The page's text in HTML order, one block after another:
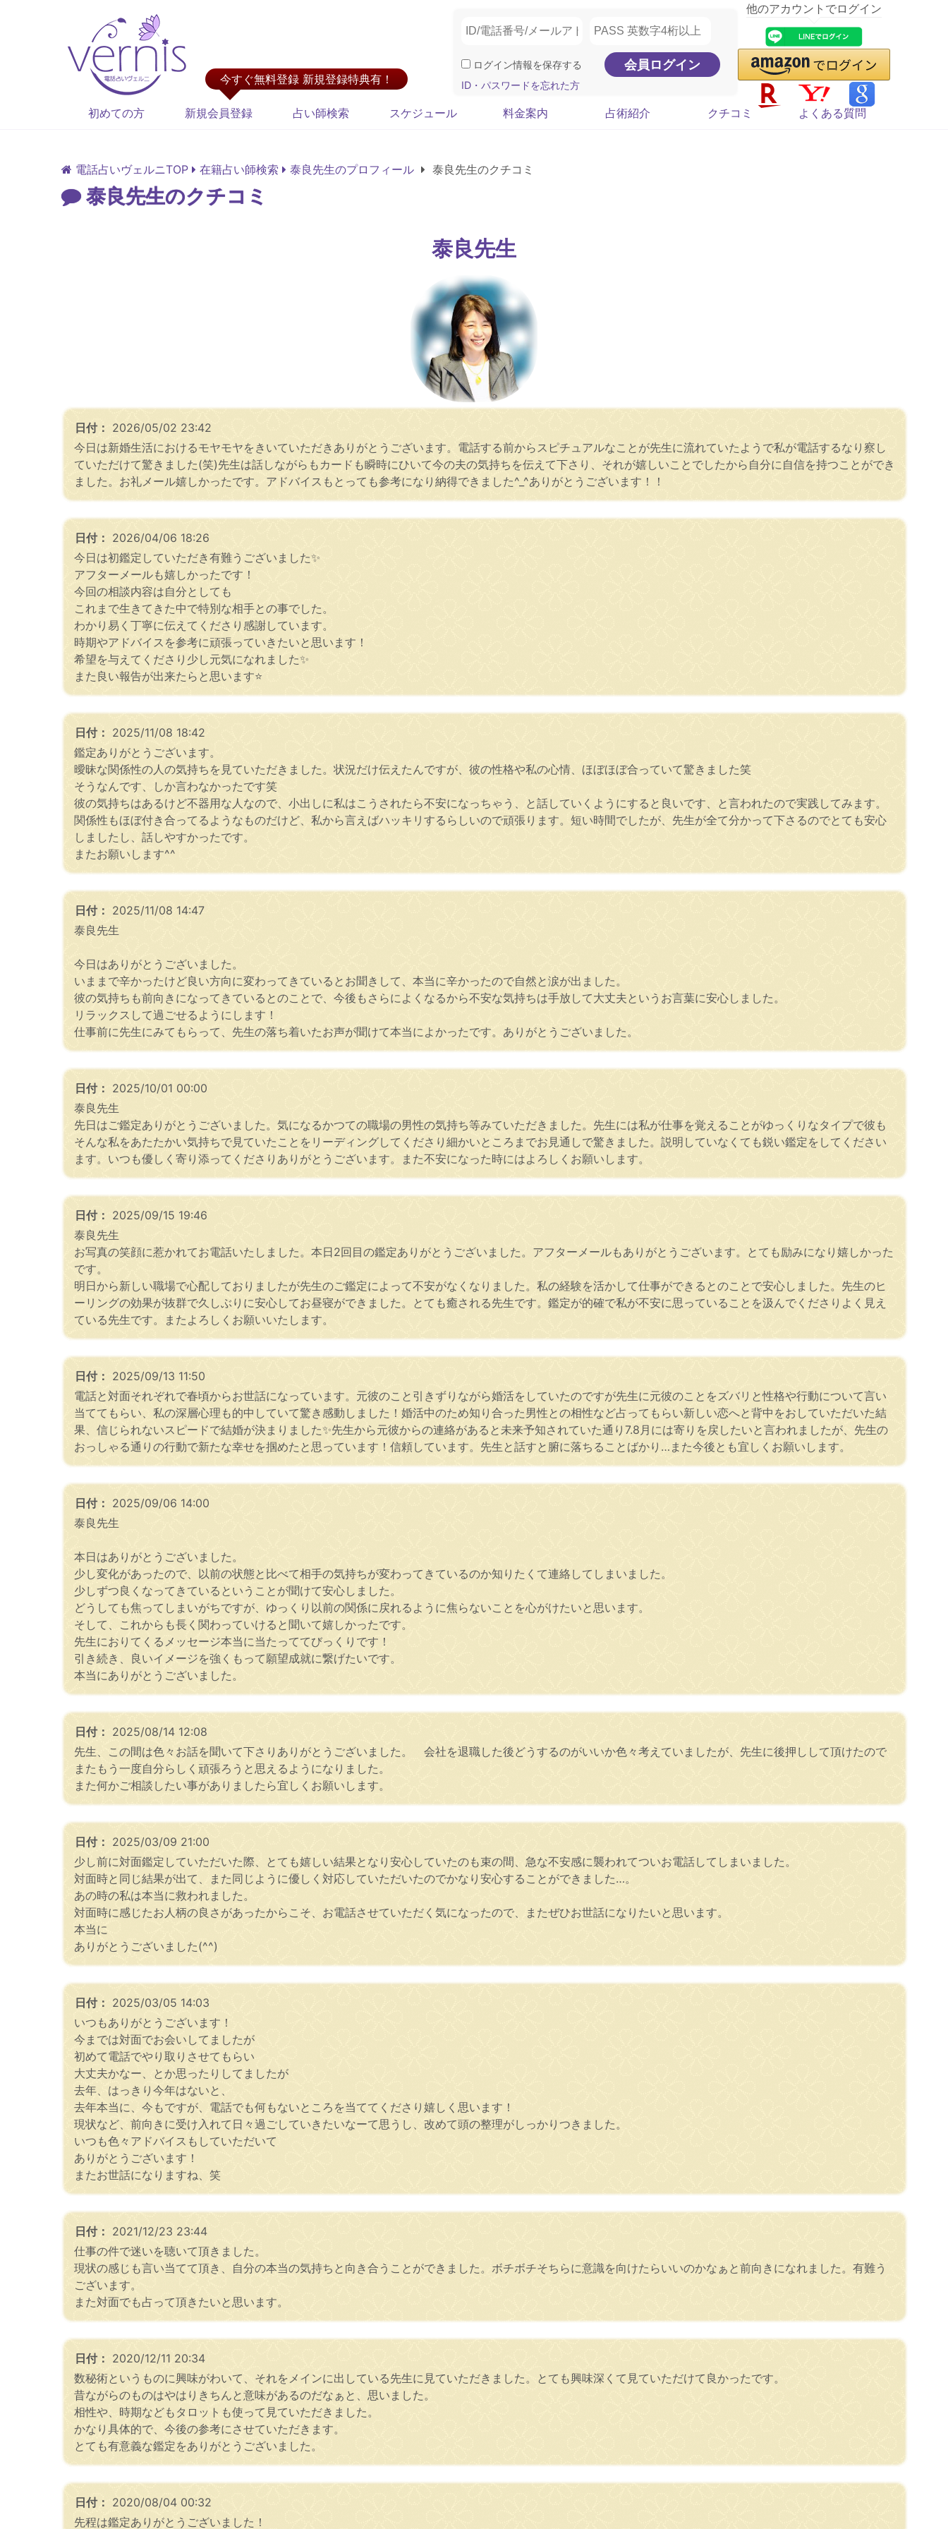
今すぐ無料登録 新規登録特典有！
ログイン情報を保存する
ID・パスワードを忘れた方
他のアカウントでログイン
初めての方 新規会員登録 占い師検索 スケジュール 料金案内 占術紹介 クチコミ よくある質問
電話占いヴェルニTOP 在籍占い師検索 泰良先生のプロフィール 泰良先生のクチコミ
泰良先生のクチコミ
泰良先生
日付： 2026/05/02 23:42
今日は新婚生活におけるモヤモヤをきいていただきありがとうございます。電話する前からスピチュアルなことが先生に流れていたようで私が電話するなり察し
ていただけて驚きました(笑)先生は話しながらもカードも瞬時にひいて今の夫の気持ちを伝えて下さり、それが嬉しいことでしたから自分に自信を持つことができ
ました。お礼メール嬉しかったです。アドバイスもとっても参考になり納得できました^_^ありがとうございます！！
日付： 2026/04/06 18:26
今日は初鑑定していただき有難うございました✨
アフターメールも嬉しかったです！
今回の相談内容は自分としても
これまで生きてきた中で特別な相手との事でした。
わかり易く丁寧に伝えてくださり感謝しています。
時期やアドバイスを参考に頑張っていきたいと思います！
希望を与えてくださり少し元気になれました✨
また良い報告が出来たらと思います⭐️
日付： 2025/11/08 18:42
鑑定ありがとうございます。
曖昧な関係性の人の気持ちを見ていただきました。状況だけ伝えたんですが、彼の性格や私の心情、ほぼほぼ合っていて驚きました笑
そうなんです、しか言わなかったです笑
彼の気持ちはあるけど不器用な人なので、小出しに私はこうされたら不安になっちゃう、と話していくようにすると良いです、と言われたので実践してみます。
関係性もほぼ付き合ってるようなものだけど、私から言えばハッキリするらしいので頑張ります。短い時間でしたが、先生が全て分かって下さるのでとても安心
しましたし、話しやすかったです。
またお願いします^^
日付： 2025/11/08 14:47
泰良先生
今日はありがとうございました。
いままで辛かったけど良い方向に変わってきているとお聞きして、本当に辛かったので自然と涙が出ました。
彼の気持ちも前向きになってきているとのことで、今後もさらによくなるから不安な気持ちは手放して大丈夫というお言葉に安心しました。
リラックスして過ごせるようにします！
仕事前に先生にみてもらって、先生の落ち着いたお声が聞けて本当によかったです。ありがとうございました。
日付： 2025/10/01 00:00
泰良先生
先日はご鑑定ありがとうございました。気になるかつての職場の男性の気持ち等みていただきました。先生には私が仕事を覚えることがゆっくりなタイプで彼も
そんな私をあたたかい気持ちで見ていたことをリーディングしてくださり細かいところまでお見通しで驚きました。説明していなくても鋭い鑑定をしてください
ます。いつも優しく寄り添ってくださりありがとうございます。また不安になった時にはよろしくお願いします。
日付： 2025/09/15 19:46
泰良先生
お写真の笑顔に惹かれてお電話いたしました。本日2回目の鑑定ありがとうございました。アフターメールもありがとうございます。とても励みになり嬉しかった
です。
明日から新しい職場で心配しておりましたが先生のご鑑定によって不安がなくなりました。私の経験を活かして仕事ができるとのことで安心しました。先生のヒ
ーリングの効果が抜群で久しぶりに安心してお昼寝ができました。とても癒される先生です。鑑定が的確で私が不安に思っていることを汲んでくださりよく見え
ている先生です。またよろしくお願いいたします。
日付： 2025/09/13 11:50
電話と対面それぞれで春頃からお世話になっています。元彼のこと引きずりながら婚活をしていたのですが先生に元彼のことをズバリと性格や行動について言い
当ててもらい、私の深層心理も的中していて驚き感動しました！婚活中のため知り合った男性との相性など占ってもらい新しい恋へと背中をおしていただいた結
果、信じられないスピードで結婚が決まりました✨先生から元彼からの連絡があると未来予知されていた通り7.8月には寄りを戻したいと言われましたが、先生の
おっしゃる通りの行動で新たな幸せを掴めたと思っています！信頼しています。先生と話すと腑に落ちることばかり…また今後とも宜しくお願いします。
日付： 2025/09/06 14:00
泰良先生
本日はありがとうございました。
少し変化があったので、以前の状態と比べて相手の気持ちが変わってきているのか知りたくて連絡してしまいました。
少しずつ良くなってきているということが聞けて安心しました。
どうしても焦ってしまいがちですが、ゆっくり以前の関係に戻れるように焦らないことを心がけたいと思います。
そして、これからも長く関わっていけると聞いて嬉しかったです。
先生におりてくるメッセージ本当に当たっててびっくりです！
引き続き、良いイメージを強くもって願望成就に繋げたいです。
本当にありがとうございました。
日付： 2025/08/14 12:08
先生、この間は色々お話を聞いて下さりありがとうございました。 会社を退職した後どうするのがいいか色々考えていましたが、先生に後押しして頂けたので
またもう一度自分らしく頑張ろうと思えるようになりました。
また何かご相談したい事がありましたら宜しくお願いします。
日付： 2025/03/09 21:00
少し前に対面鑑定していただいた際、とても嬉しい結果となり安心していたのも束の間、急な不安感に襲われてついお電話してしまいました。
対面時と同じ結果が出て、また同じように優しく対応していただいたのでかなり安心することができました…。
あの時の私は本当に救われました。
対面時に感じたお人柄の良さがあったからこそ、お電話させていただく気になったので、またぜひお世話になりたいと思います。
本当に
ありがとうございました(^^)
日付： 2025/03/05 14:03
いつもありがとうございます！
今までは対面でお会いしてましたが
初めて電話でやり取りさせてもらい
大丈夫かなー、とか思ったりしてましたが
去年、はっきり今年はないと、
去年本当に、今もですが、電話でも何もないところを当ててくださり嬉しく思います！
現状など、前向きに受け入れて日々過ごしていきたいなーて思うし、改めて頭の整理がしっかりつきました。
いつも色々アドバイスもしていただいて
ありがとうございます！
またお世話になりますね、笑
日付： 2021/12/23 23:44
仕事の件で迷いを聴いて頂きました。
現状の感じも言い当てて頂き、自分の本当の気持ちと向き合うことができました。ボチボチそちらに意識を向けたらいいのかなぁと前向きになれました。有難う
ございます。
また対面でも占って頂きたいと思います。
日付： 2020/12/11 20:34
数秘術というものに興味がわいて、それをメインに出している先生に見ていただきました。とても興味深くて見ていただけて良かったです。
昔ながらのものはやはりきちんと意味があるのだなぁと、思いました。
相性や、時期などもタロットも使って見ていただきました。
かなり具体的で、今後の参考にさせていただきます。
とても有意義な鑑定をありがとうございました。
日付： 2020/08/04 00:32
先程は鑑定ありがとうございました！